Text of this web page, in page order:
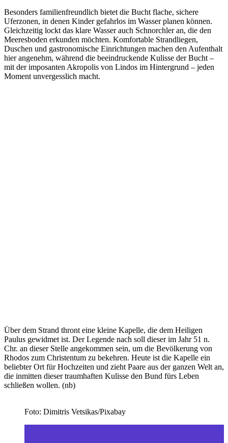
Besonders familienfreundlich bietet die Bucht flache, sichere
Uferzonen, in denen Kinder gefahrlos im Wasser planen können.
Gleichzeitig lockt das klare Wasser auch Schnorchler an, die den
Meeresboden erkunden möchten. Komfortable Strandliegen,
Duschen und gastronomische Einrichtungen machen den Aufenthalt
hier angenehm, während die beeindruckende Kulisse der Bucht –
mit der imposanten Akropolis von Lindos im Hintergrund – jeden
Moment unvergesslich macht.
Über dem Strand thront eine kleine Kapelle, die dem Heiligen
Paulus gewidmet ist. Der Legende nach soll dieser im Jahr 51 n.
Chr. an dieser Stelle angekommen sein, um die Bevölkerung von
Rhodos zum Christentum zu bekehren. Heute ist die Kapelle ein
beliebter Ort für Hochzeiten und zieht Paare aus der ganzen Welt an,
die inmitten dieser traumhaften Kulisse den Bund fürs Leben
schließen wollen. (nb)
Foto: Dimitris Vetsikas/Pixabay